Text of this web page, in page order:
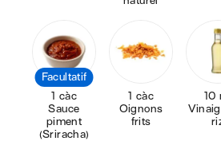
Facultatif
1 càc
Sauce
piment
(Sriracha)
1 càc
Oignons
frits
10
Vinaigre de